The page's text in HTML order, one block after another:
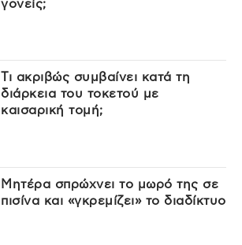
γονείς;
Τι ακριβώς συμβαίνει κατά τη
διάρκεια του τοκετού με
καισαρική τομή;
Μητέρα σπρώχνει το μωρό της σε
πισίνα και «γκρεμίζει» το διαδίκτυο